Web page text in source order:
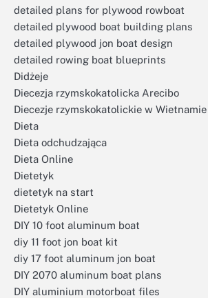
detailed plans for plywood rowboat
detailed plywood boat building plans
detailed plywood jon boat design
detailed rowing boat blueprints
Didżeje
Diecezja rzymskokatolicka Arecibo
Diecezje rzymskokatolickie w Wietnamie
Dieta
Dieta odchudzająca
Dieta Online
Dietetyk
dietetyk na start
Dietetyk Online
DIY 10 foot aluminum boat
diy 11 foot jon boat kit
diy 17 foot aluminum jon boat
DIY 2070 aluminum boat plans
DIY aluminium motorboat files